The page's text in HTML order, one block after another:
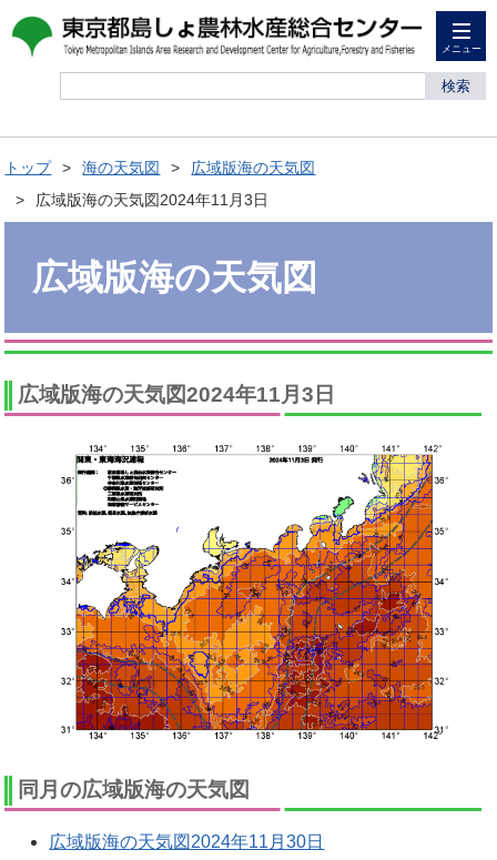
メニュー
検索
トップ 海の天気図
広域版海の天気図
広域版海の天気図2024年11月3日
広域版海の天気図
広域版海の天気図2024年11月3日
同月の広域版海の天気図
広域版海の天気図2024年11月30日